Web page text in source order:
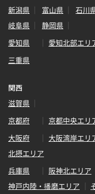
新潟県
富山県 石川
岐阜県
静岡県
愛知県
愛知北部エリ
三重県
関西
滋賀県
京都府
京都中央エリ
大阪府
大阪湾岸エリ
北摂エリア
兵庫県
阪神北エリア
神戸内陸・播磨エリア